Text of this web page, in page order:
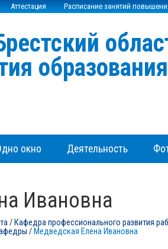
Аттестация Расписание занятий
окно Деятельность
Ивановна
/ Кафедра профессионального развития
/ Медведская Елена Ивановна